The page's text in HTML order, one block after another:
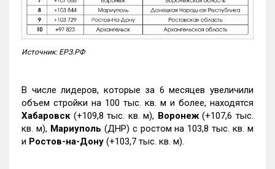
Источник: ЕРЗ.РФ
В числе лидеров, которые за 6 месяцев увеличили
объем стройки на 100 тыс. кв. м и более, находятся
Хабаровск (+109,8 тыс. кв. м), Воронеж(+107,6 тыс.
кв. м), Мариуполь (ДНР) с ростом на 103,8 тыс. кв. м
и Ростов-на-Дону (+103,7 тыс. кв. м).